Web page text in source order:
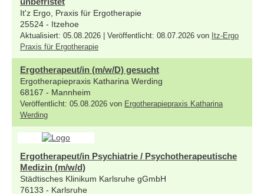
It'z Ergo, Praxis für Ergotherapie
25524 - Itzehoe
Aktualisiert: 05.08.2026 | Veröffentlicht: 08.07.2026 von Itz-Ergo
Praxis für Ergotherapie
Ergotherapeut/in (m/w/D) gesucht
Ergotherapiepraxis Katharina Werding
68167 - Mannheim
Veröffentlicht: 05.08.2026 von Ergotherapiepraxis Katharina
Werding
Ergotherapeut/in Psychiatrie / Psychotherapeutische
Medizin (m/w/d)
Städtisches Klinikum Karlsruhe gGmbH
76133 - Karlsruhe